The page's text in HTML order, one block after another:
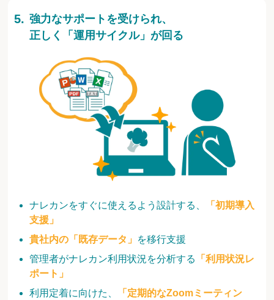
ナレカンをすぐに使えるよう設計する、
「初期導入
支援」
貴社内の「既存データ」 を移行支援
管理者がナレカン利用状況を分析する
「利用状況レ
ポート」
利用定着に向けた、
「定期的なZoomミーティン
強力なサポートを受けられ、
正しく「運用サイクル」が回る